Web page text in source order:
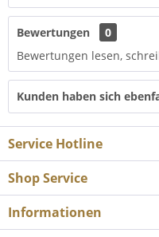
Bewertungen
0
Bewertungen lesen,
Kunden haben sich
Service Hotline
Shop Service
Informationen